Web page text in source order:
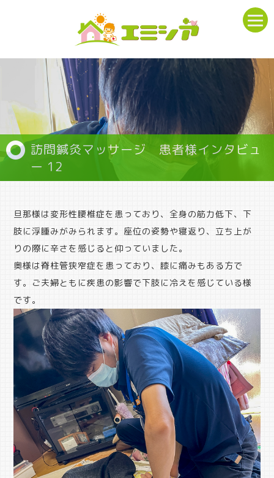
訪問鍼灸マッサージ 患者様インタビュ
ー 12
旦那様は変形性腰椎症を患っており、全身の筋力低下、下
肢に浮腫みがみられます。座位の姿勢や寝返り、立ち上が
りの際に辛さを感じると仰っていました。
奥様は脊柱管狭窄症を患っており、膝に痛みもある方で
す。ご夫婦ともに疾患の影響で下肢に冷えを感じている様
です。